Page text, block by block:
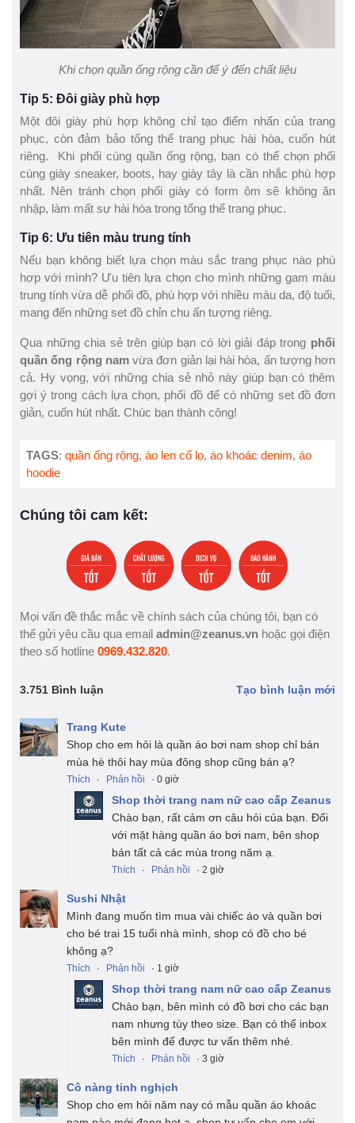
Khi chọn quần ống rộng cần để ý đến chất liệu
Tip 5: Đôi giày phù hợp
Một đôi giày phù hợp không chỉ tạo điểm nhấn của trang
phục, còn đảm bảo tổng thể trang phục hài hòa, cuốn hút
riêng. Khi phối cùng quần ống rộng, bạn có thể chọn phối
cùng giày sneaker, boots, hay giày tây là cần nhắc phù hợp
nhất. Nên tránh chọn phối giày có form ôm sẽ không ăn
nhập, làm mất sự hài hòa trong tổng thể trang phục.
Tip 6: Ưu tiên màu trung tính
Nếu bạn không biết lựa chọn màu sắc trang phục nào phù
hợp với mình? Ưu tiên lựa chọn cho mình những gam màu
trung tính vừa dễ phối đồ, phù hợp với nhiều màu da, độ tuổi,
mang đến những set đồ chỉn chu ấn tượng riêng.
Qua những chia sẻ trên giúp bạn có lời giải đáp trong phối
quần ống rộng namvừa đơn giản lại hài hòa, ấn tượng hơn
cả. Hy vọng, với những chia sẻ nhỏ này giúp bạn có thêm
gợi ý trong cách lựa chọn, phối đồ để có những set đồ đơn
giản, cuốn hút nhất. Chúc bạn thành công!
TAGS: quần ống rộng, áo len cổ lọ, áo khoác denim, áo
hoodie
Chúng tôi cam kết:
Mọi vấn đề thắc mắc về chính sách của chúng tôi, bạn có
thể gửi yêu cầu qua email admin@zeanus.vn hoặc gọi điện
theo số hotline 0969.432.820.
3.751 Bình luận Tạo bình luận mới
Trang Kute
Shop cho em hỏi là quần áo bơi nam shop chỉ bán
mùa hè thôi hay mùa đông shop cũng bán ạ?
Thích · Phản hồi · 0 giờ
Shop thời trang nam nữ cao cấp Zeanus
Chào bạn, rất cảm ơn câu hỏi của bạn. Đối
với mặt hàng quần áo bơi nam, bên shop
bán tất cả các mùa trong năm ạ.
Thích · Phản hồi · 2 giờ
Sushi Nhật
Mình đang muốn tìm mua vài chiếc áo và quần bơi
cho bé trai 15 tuổi nhà mình, shop có đồ cho bé
không ạ?
Thích · Phản hồi · 1 giờ
Shop thời trang nam nữ cao cấp Zeanus
Chào bạn, bên mình có đồ bơi cho các bạn
nam nhưng tùy theo size. Bạn có thể inbox
bên mình để được tư vấn thêm nhé.
Thích · Phản hồi · 3 giờ
Cô nàng tinh nghịch
Shop cho em hỏi năm nay có mẫu quần áo khoác